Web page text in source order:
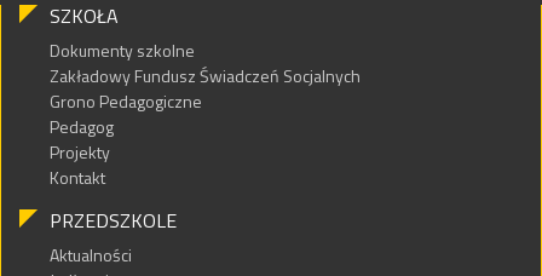
SZKOŁA
Dokumenty szkolne
Zakładowy Fundusz Świadczeń Socjalnych
Grono Pedagogiczne
Pedagog
Projekty
Kontakt
PRZEDSZKOLE
Aktualności